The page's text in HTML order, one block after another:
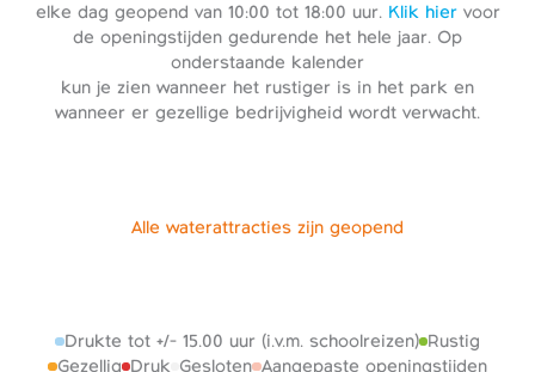
elke dag geopend van 10:00 tot 18:00 uur. Klik hiervoor
de openingstijden gedurende het hele jaar. Op
onderstaande kalender
kun je zien wanneer het rustiger is in het park en
wanneer er gezellige bedrijvigheid wordt verwacht.
Alle waterattracties zijn geopend
Aangepaste openingstijden
Druk
Drukte tot +/- 15.00 uur (i.v.m. schoolreizen)
Gesloten
Gezellig
Rustig